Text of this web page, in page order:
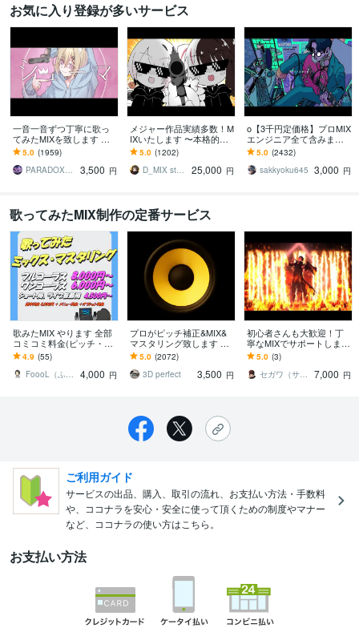
お気に入り登録が多いサービス
一音一音ずつ丁寧に歌っ
てみたMIXを致します リ
ズム＆ピッチを細かく補
正。あなたの歌を最高の
形に
5.0 (1959)
PARADOX SOUNDS
3,500 円
メジャー作品実績多数！M
IXいたします 〜本格的な
ミキシングを求める方は
こちらへ〜
5.0 (1202)
D_MIX studio
25,000 円
o【3千円定価格】プロMIX
エンジニア全て含みます
安心の販売実績1位！スマ
ホ録OK！動画合成・Xリ
ツイート全込
5.0 (2432)
sakkyoku645 3,000 円
歌ってみたMIX制作の定番サービス
歌みたMIX やります 全部
コミコミ料金(ピッチ・リ
ズム補正、ハモリ作成な
ど)
4.9 (55)
FoooL（ふ〜る）
4,000 円
プロがピッチ補正&MIX&
マスタリング致します 手
作業で完璧なピッチ&タイ
ミング修正、サビのハモ
り作成も！
5.0 (2072)
3D perfect
3,500 円
初心者さんも大歓迎！丁
寧なMIXでサポートします
ワンランク上のMIXをあな
たに！プロ音質で歌声を
仕上げます
5.0 (3)
セガワ（サウンドエンジニア）
7,000 円
ご利用ガイド
サービスの出品、購入、取引の流れ、お支払い方法・手数料
や、ココナラを安心・安全に使って頂くための制度やマナー
など、ココナラの使い方はこちら。
お支払い方法